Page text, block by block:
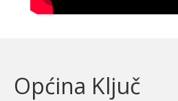
Općina Ključ